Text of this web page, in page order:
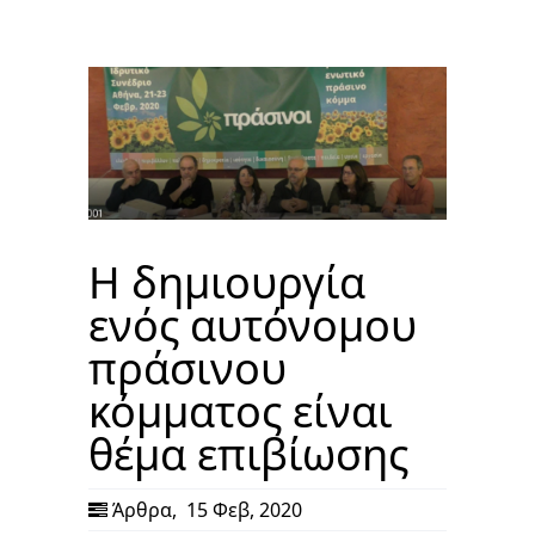
Η δημιουργία
ενός αυτόνομου
πράσινου
κόμματος είναι
θέμα επιβίωσης
Άρθρα, 15 Φεβ, 2020